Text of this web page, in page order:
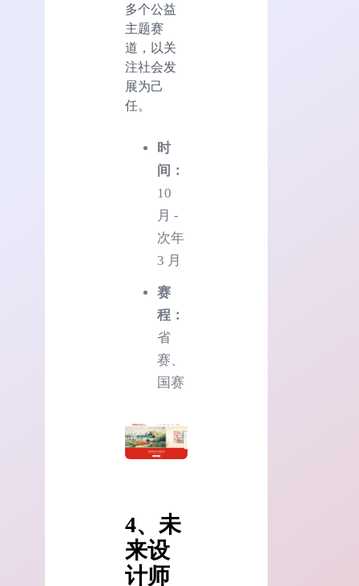
多个公益
主题赛
道，以关
注社会发
展为己
任。
时
间：
10
月 -
次年
3 月
赛
程：
省
赛、
国赛
4、 未
来设
计师